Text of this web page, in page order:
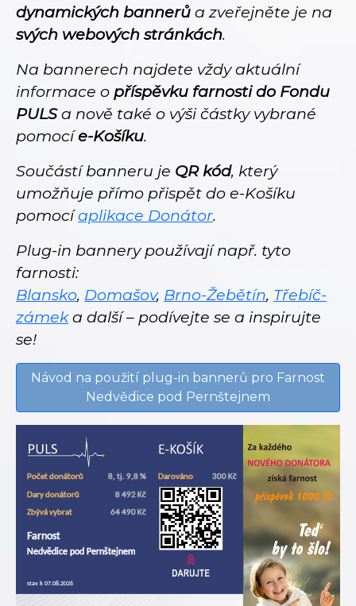
dynamických bannerů a zveřejněte je na
svých webových stránkách.
Na bannerech najdete vždy aktuální
informace o příspěvku farnosti do Fondu
PULSa nově také o výši částky vybrané
pomocíe-Košíku.
Součástí banneru je QR kód, který
umožňuje přímo přispět do e-Košíku
pomocíaplikace Donátor.
Plug-in bannery používají např. tyto
farnosti:
Blansko, Domašov, Brno-Žebětín, Třebíč-
zámeka další – podívejte se a inspirujte
se!
Návod na použití plug-in bannerů pro Farnost
Nedvědice pod Pernštejnem